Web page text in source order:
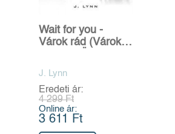
Wait for you -
Várok rád (Várok
J. Lynn
Eredeti ár:
4 299 Ft
Online ár:
3 611 Ft